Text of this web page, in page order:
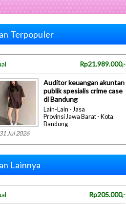
Terpopuler
Rp21.989.000,-
Jul 2026
Auditor keuangan akuntan
publik spesialis crime case
di Bandung
Lain-Lain - Jasa
Provinsi Jawa Barat - Kota
Bandung
Lainnya
Rp205.000,-